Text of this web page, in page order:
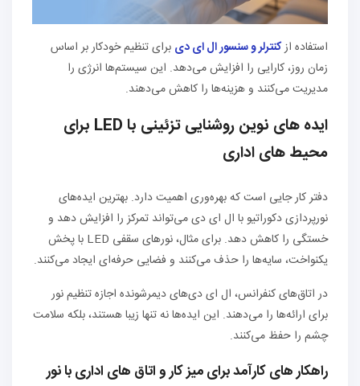
استفاده ازکنترلر و سنسور ال ای دی برای تنظیم خودکار بر اساس
زمان روز، کارایی را افزایش می‌دهد. این سیستم‌ها انرژی را
مدیریت می‌کنند و هزینه‌ها را کاهش می‌دهند.
ایده‌ های نوین روشنایی تزئینی با LED برای
محیط‌ های اداری
دفتر کار جایی است که بهره‌وری اهمیت دارد. بهترین ایده‌های
نورپردازی دکوراتیو با ال ای دی می‌تواند تمرکز را افزایش دهد و
خستگی را کاهش دهد. برای مثال، نورهای سقفی LED با پخش
یکنواخت، سایه‌ها را حذف می‌کنند و فضایی حرفه‌ای ایجاد می‌کنند.
در اتاق‌های کنفرانس، ال ای دی‌های دیمرشونده اجازه تنظیم نور
برای ارائه‌ها را می‌دهند. این ایده‌ها نه تنها زیبا هستند، بلکه سلامت
چشم را حفظ می‌کنند.
راهکار های کارآمد برای میز کار و اتاق‌ های اداری با نور